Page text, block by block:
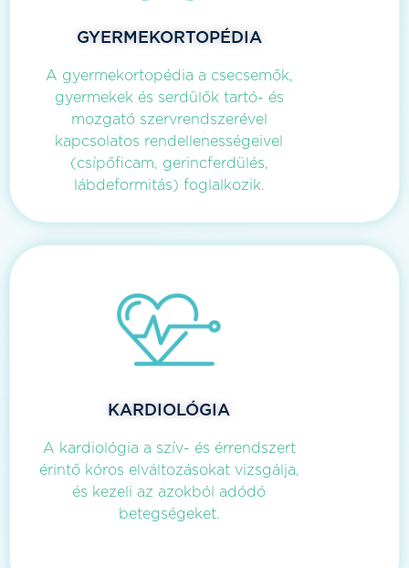
GYERMEKORTOPÉDIA
A gyermekortopédia a csecsemők,
gyermekek és serdülők tartó- és
mozgató szervrendszerével
kapcsolatos rendellenességeivel
(csípőficam, gerincferdülés,
lábdeformitás) foglalkozik.
KARDIOLÓGIA
A kardiológia a szív- és érrendszert
érintő kóros elváltozásokat vizsgálja,
és kezeli az azokból adódó
betegségeket.